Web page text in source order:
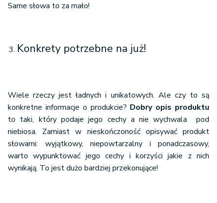
Same słowa to za mało!
Konkrety potrzebne na już!
Wiele rzeczy jest ładnych i unikatowych. Ale czy to są
konkretne informacje o produkcie? Dobry opis produktu
to taki, który podaje jego cechy a nie wychwala pod
niebiosa. Zamiast w nieskończoność opisywać produkt
słowami: wyjątkowy, niepowtarzalny i ponadczasowy,
warto wypunktować jego cechy i korzyści jakie z nich
wynikają. To jest dużo bardziej przekonujące!